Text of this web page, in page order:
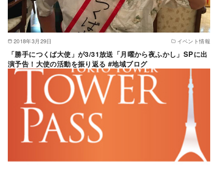
2018年3月29日 イベント情報
「勝手につくば大使」が3/31放送「月曜から夜ふかし」SPに出
演予告！大使の活動を振り返る #地域ブログ